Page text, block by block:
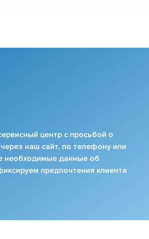
центр с просьбой о
наш сайт, по телефону или
необходимые данные об
предпочтения клиента